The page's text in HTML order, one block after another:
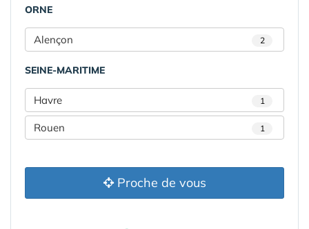
ORNE
Alençon 2
SEINE-MARITIME
Havre 1
Rouen 1
Proche de vous